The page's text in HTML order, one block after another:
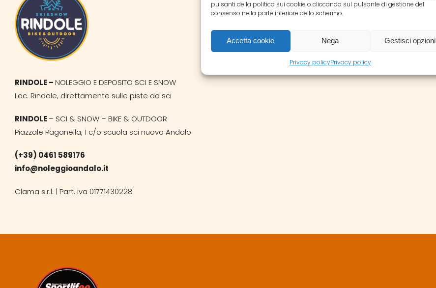
pulsanti della politica sui cookie o cliccando sul pulsante di gestione del
consenso nella parte inferiore dello schermo.
Accetta cookie Nega Gestisci opzioni
Privacy policyPrivacy policy
RINDOLE –NOLEGGIO E DEPOSITO SCI E SNOW
Loc. Rindole, direttamente sulle piste da sci
RINDOLE– SCI & SNOW – BIKE & OUTDOOR
Piazzale Paganella, 1 c/o scuola sci nuova Andalo
(+39) 0461 589176
info@noleggioandalo.it
Clama s.r.l. | Part. iva 01771430228